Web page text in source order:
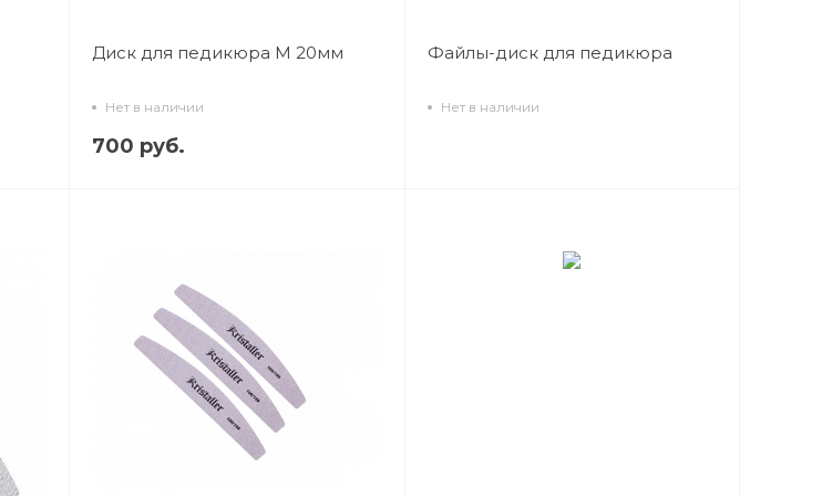
Диск для педикюра M 20мм
Нет в наличии
700 руб.
Файлы-диск для педикюра
Нет в наличии